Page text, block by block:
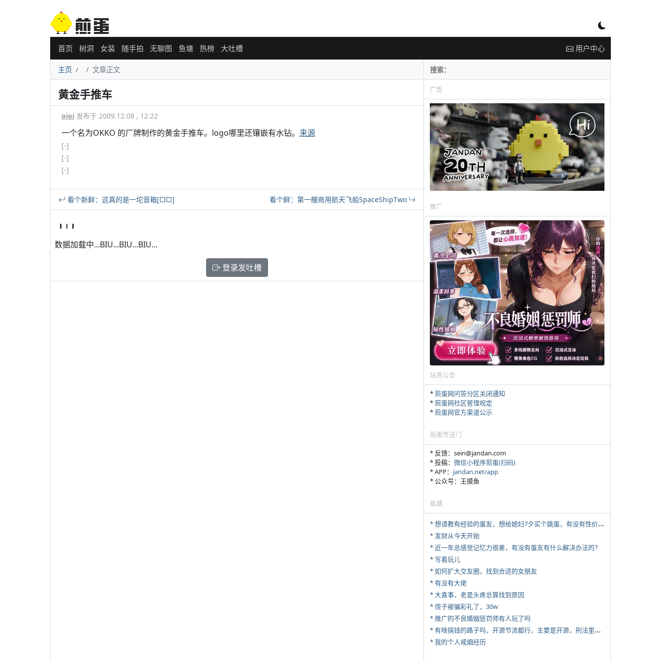
首页 树洞 女装 随手拍 无聊图 鱼塘 热榜 大吐槽 用户中心
主页 文章正文
黄金手推车
oioi 发布于 2009.12.08 , 12:22
一个名为OKKO 的厂牌制作的黄金手推车。logo哪里还镶嵌有水钻。 来源
[-]
[-]
[-]
看个新鲜：这真的是一坨音箱[□□] 看个鲜：第一艘商用航天飞船SpaceShipTwo
数据加载中...BIU...BIU...BIU...
登录发吐槽
广告
推广
站务公告
*煎蛋网问答分区关闭通知
*煎蛋网社区管理规定
*煎蛋网官方渠道公示
煎蛋传送门
* 反馈：sein@jandan.com
* 投稿： 微信小程序煎蛋(扫码)
* APP： jandan.net/app
* 公众号：王摸鱼
鱼塘
*
想请教有经验的蛋友，想给媳妇7夕买个跳蛋，有没有性价比高的推荐
* 发财从今天开始
* 近一年总感觉记忆力很差，有没有蛋友有什么解决办法的？
* 写着玩儿
* 如何扩大交友圈，找到合适的女朋友
* 有没有大佬
* 大喜事，老是头疼总算找到原因
* 侄子被骗彩礼了，30w
* 推广的不良婚姻惩罚师有人玩了吗
*
有啥搞钱的路子吗，开源节流都行，主要是开源，刑法里的咱不做
* 我的个人戒烟经历